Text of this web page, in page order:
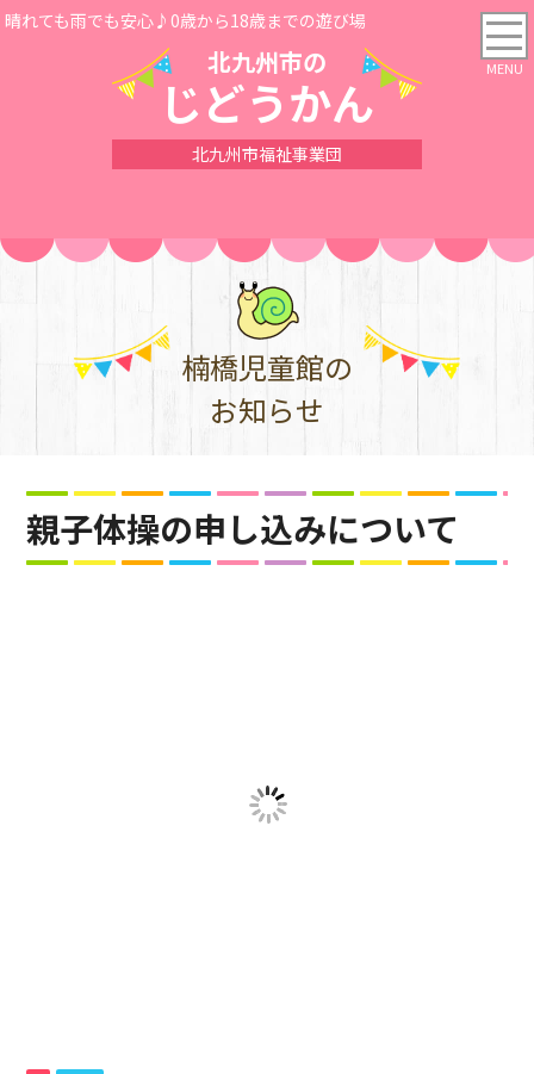
晴れても雨でも安心♪0歳から18歳までの遊び場
北九州市の
じどうかん
北九州市福祉事業団
楠橋児童館の
お知らせ
親子体操の申し込みについて